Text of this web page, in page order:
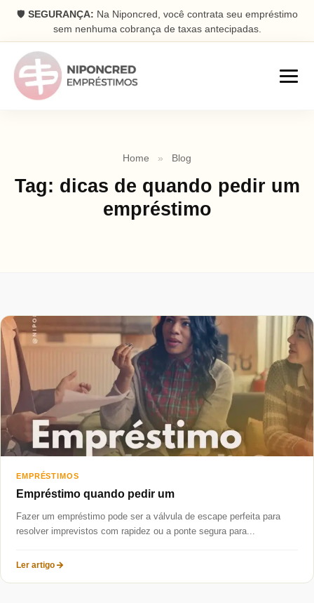
🛡️ SEGURANÇA: Na Niponcred, você contrata seu empréstimo
sem nenhuma cobrança de taxas antecipadas.
Parcelas descontadas na folha
Taxas mais baixas
Sobre
Blog
Fale Conosco
Home » Blog
Tag: dicas de quando pedir um
empréstimo
EMPRÉSTIMOS
Empréstimo quando pedir um
Fazer um empréstimo pode ser a válvula de escape perfeita para
resolver imprevistos com rapidez ou a ponte segura para...
Ler artigo